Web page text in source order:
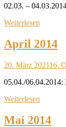
02.03. –
Weiterlesen
April 2014
20. März 202116.
05.04./06.04.2014:
Weiterlesen
Mai 2014